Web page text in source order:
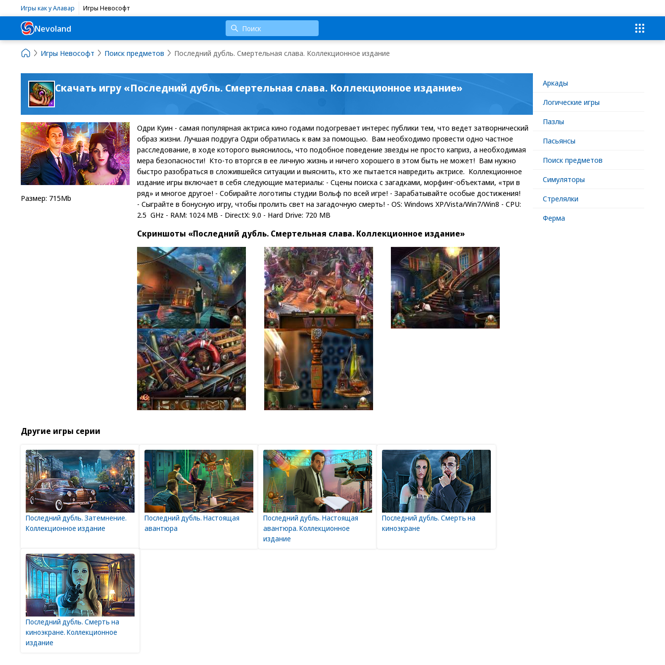
Игры как у Алавар Игры Невософт
Nevoland
Игры Невософт Поиск предметов Последний дубль. Смертельная слава. Коллекционное издание
Скачать игру «Последний дубль. Смертельная слава. Коллекционное издание»
Размер: 715Mb
Одри Куин - самая популярная актриса кино годами подогревает интерес публики тем, что ведет затворнический
образ жизни. Лучшая подруга Одри обратилась к вам за помощью. Вам необходимо провести одно частное
расследование, в ходе которого выяснилось, что подобное поведение звезды не просто каприз, а необходимая
мера безопасности! Кто-то вторгся в ее личную жизнь и ничего хорошего в этом быть не может! Вам нужно
быстро разобраться в сложившейся ситуации и выяснить, кто же пытается навредить актрисе. Коллекционное
издание игры включает в себя следующие материалы: - Сцены поиска с загадками, морфинг-объектами, «три в
ряд» и многое другое! - Собирайте логотипы студии Вольф по всей игре! - Зарабатывайте особые достижения!
- Сыграйте в бонусную игру, чтобы пролить свет на загадочную смерть! - OS: Windows XP/Vista/Win7/Win8 - CPU:
2.5 GHz - RAM: 1024 MB - DirectX: 9.0 - Hard Drive: 720 MB
Скриншоты «Последний дубль. Смертельная слава. Коллекционное издание»
Другие игры серии
Последний дубль. Затемнение.
Коллекционное издание
Последний дубль. Настоящая
авантюра
Последний дубль. Настоящая
авантюра. Коллекционное
издание
Последний дубль. Смерть на
киноэкране
Последний дубль. Смерть на
киноэкране. Коллекционное
издание
Аркады
Логические игры
Пазлы
Пасьянсы
Поиск предметов
Симуляторы
Стрелялки
Ферма